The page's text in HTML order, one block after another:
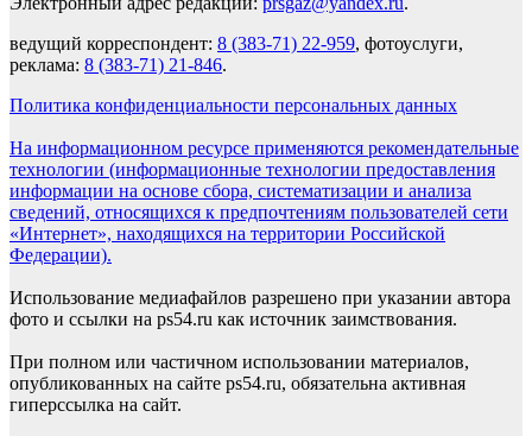
ведущий корреспондент: 8 (383-71) 22-959, фотоуслуги,
реклама: 8 (383-71) 21-846.
Политика конфиденциальности персональных данных
На информационном ресурсе применяются рекомендательные
технологии (информационные технологии предоставления
информации на основе сбора, систематизации и анализа
сведений, относящихся к предпочтениям пользователей сети
«Интернет», находящихся на территории Российской
Федерации).
Использование медиафайлов разрешено при указании автора
фото и ссылки на ps54.ru как источник заимствования.
При полном или частичном использовании материалов,
опубликованных на сайте ps54.ru, обязательна активная
гиперссылка на сайт.